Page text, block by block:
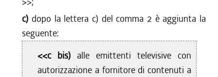
c) dopo la lettera c) del comma 2 è aggiunta la
seguente:
<<c bis) alle emittenti televisive con
autorizzazione a fornitore di contenuti a